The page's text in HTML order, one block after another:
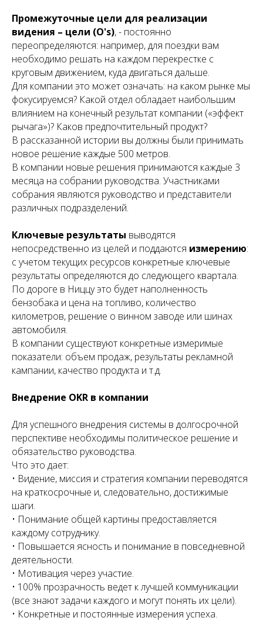
Промежуточные цели для реализации
видения – цели (O's), - постоянно
переопределяются: например, для поездки вам
необходимо решать на каждом перекрестке с
круговым движением, куда двигаться дальше.
Для компании это может означать: на каком рынке мы
фокусируемся? Какой отдел обладает наибольшим
влиянием на конечный результат компании («эффект
рычага»)? Каков предпочтительный продукт?
В рассказанной истории вы должны были принимать
новое решение каждые 500 метров.
В компании новые решения принимаются каждые 3
месяца на собрании руководства. Участниками
собрания являются руководство и представители
различных подразделений.
Ключевые результаты выводятся
непосредственно из целей и поддаются измерению:
с учетом текущих ресурсов конкретные ключевые
результаты определяются до следующего квартала.
По дороге в Ниццу это будет наполненность
бензобака и цена на топливо, количество
километров, решение о винном заводе или шинах
автомобиля.
В компании существуют конкретные измеримые
показатели: объем продаж, результаты рекламной
кампании, качество продукта и т.д.
Внедрение OKR в компании
Для успешного внедрения системы в долгосрочной
перспективе необходимы политическое решение и
обязательство руководства.
Что это дает:
• Видение, миссия и стратегия компании переводятся
на краткосрочные и, следовательно, достижимые
шаги.
• Понимание общей картины предоставляется
каждому сотруднику.
• Повышается ясность и понимание в повседневной
деятельности.
• Мотивация через участие.
• 100% прозрачность ведет к лучшей коммуникации
(все знают задачи каждого и могут понять их цели).
• Конкретные и постоянные измерения успеха.